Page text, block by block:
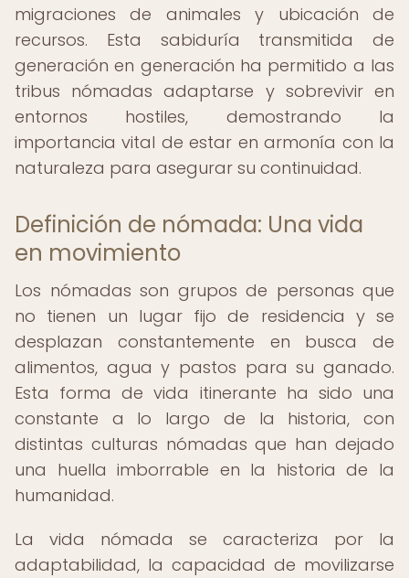
migraciones de animales y ubicación de
recursos. Esta sabiduría transmitida de
generación en generación ha permitido a las
tribus nómadas adaptarse y sobrevivir en
entornos hostiles, demostrando la
importancia vital de estar en armonía con la
naturaleza para asegurar su continuidad.
Definición de nómada: Una vida
en movimiento
Los nómadas son grupos de personas que
no tienen un lugar fijo de residencia y se
desplazan constantemente en busca de
alimentos, agua y pastos para su ganado.
Esta forma de vida itinerante ha sido una
constante a lo largo de la historia, con
distintas culturas nómadas que han dejado
una huella imborrable en la historia de la
humanidad.
La vida nómada se caracteriza por la
adaptabilidad, la capacidad de movilizarse